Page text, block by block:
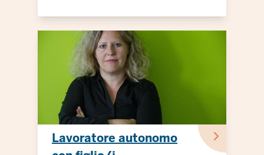
Lavoratore autonomo